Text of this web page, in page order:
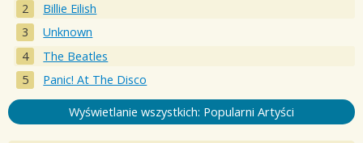
Billie Eilish
Unknown
The Beatles
Panic! At The Disco
Wyświetlanie wszystkich: Popularni Artyści